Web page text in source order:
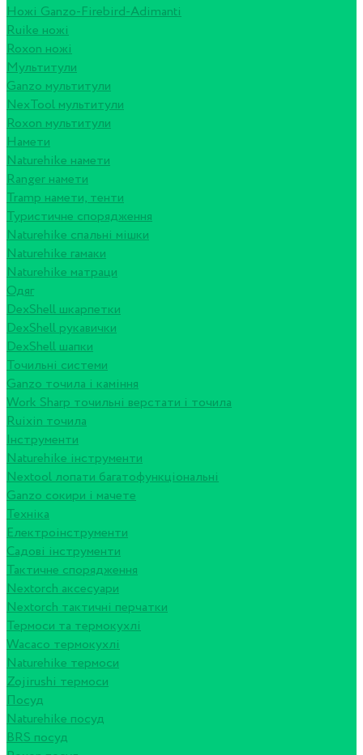
Ножі Ganzo-Firebird-Adimanti
Ruike ножі
Roxon ножi
Мультитули
Ganzo мультитули
NexTool мультитули
Roxon мультитули
Намети
Naturehike намети
Ranger намети
Tramp намети, тенти
Туристичне спорядження
Naturehike спальні мішки
Naturehike гамаки
Naturehike матраци
Одяг
DexShell шкарпетки
DexShell рукавички
DexShell шапки
Точильні системи
Ganzo точила і каміння
Work Sharp точильні верстати і точила
Ruixin точила
Інструменти
Naturehike інструменти
Nextool лопати багатофункціональні
Ganzo сокири і мачете
Техніка
Електроінструменти
Садові інструменти
Тактичне спорядження
Nextorch аксесуари
Nextorch тактичні перчатки
Термоси та термокухлі
Wacaco термокухлі
Naturehike термоси
Zojirushi термоси
Посуд
Naturehike посуд
BRS посуд